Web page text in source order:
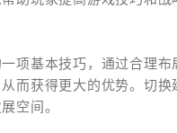
项基本技巧，通过合理
而获得更大的优势。切
空间。